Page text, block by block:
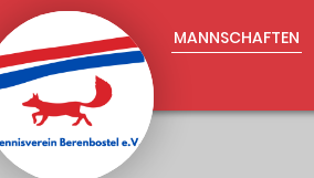
MANNSCHAFTEN